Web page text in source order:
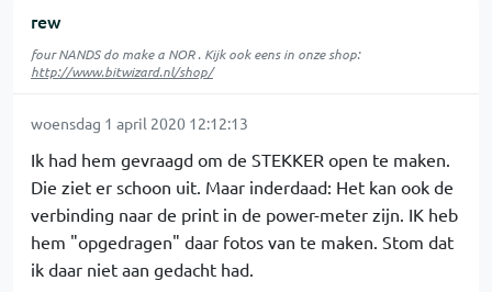
rew
four NANDS do make a NOR . Kijk ook eens in onze shop:
http://www.bitwizard.nl/shop/
woensdag 1 april 2020 12:12:13
Ik had hem gevraagd om de STEKKER open te maken.
Die ziet er schoon uit. Maar inderdaad: Het kan ook de
verbinding naar de print in de power-meter zijn. IK heb
hem "opgedragen" daar fotos van te maken. Stom dat
ik daar niet aan gedacht had.